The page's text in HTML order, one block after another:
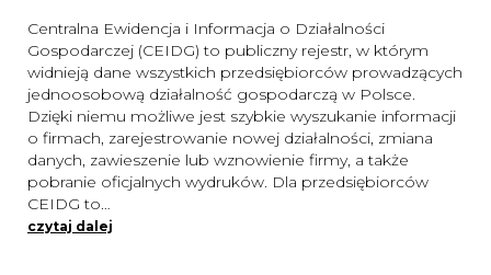
Centralna Ewidencja i Informacja o Działalności
Gospodarczej (CEIDG) to publiczny rejestr, w którym
widnieją dane wszystkich przedsiębiorców prowadzących
jednoosobową działalność gospodarczą w Polsce.
Dzięki niemu możliwe jest szybkie wyszukanie informacji
o firmach, zarejestrowanie nowej działalności, zmiana
danych, zawieszenie lub wznowienie firmy, a także
pobranie oficjalnych wydruków. Dla przedsiębiorców
CEIDG to…
czytaj dalej